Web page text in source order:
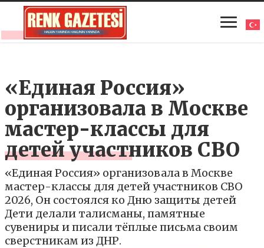
«Единая Россия»
организовала в Москве
мастер-классы для
детей участников СВО
«Единая Россия» организовала в Москве
мастер-классы для детей участников СВО
2026, Он состоялся ко Дню защиты детей
Дети делали талисманы, памятные
сувениры и писали тёплые письма своим
сверстникам из ДНР.